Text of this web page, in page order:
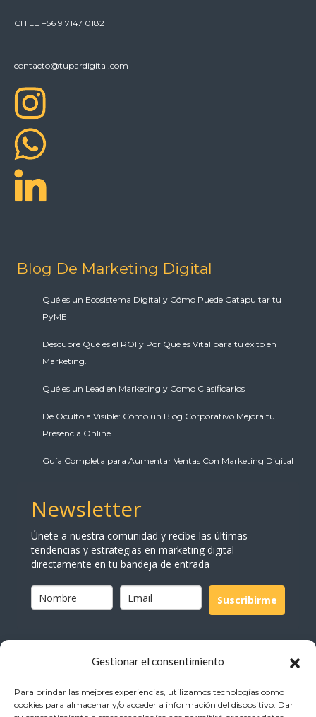
Gestionar el consentimiento
Para brindar las mejores experiencias, utilizamos tecnologías como
cookies para almacenar y/o acceder a información del dispositivo. Dar
CHILE +56 9 7147 0182
contacto@tupardigital.com
Blog De Marketing Digital
Qué es un Ecosistema Digital y Cómo Puede Catapultar tu
PyME
Descubre Qué es el ROI y Por Qué es Vital para tu éxito en
Marketing.
Qué es un Lead en Marketing y Como Clasificarlos
De Oculto a Visible: Cómo un Blog Corporativo Mejora tu
Presencia Online
Guía Completa para Aumentar Ventas Con Marketing Digital
Newsletter
Únete a nuestra comunidad y recibe las últimas
tendencias y estrategias en marketing digital
directamente en tu bandeja de entrada
Suscribirme